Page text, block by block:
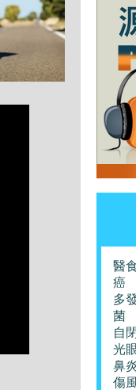
醫
癌
多
菌
自
光
鼻
傷